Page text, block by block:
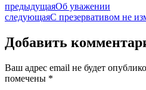
предыдущаяОб уважении
следующаяС презервативом не
Добавить
Ваш адрес email не будет
помечены *